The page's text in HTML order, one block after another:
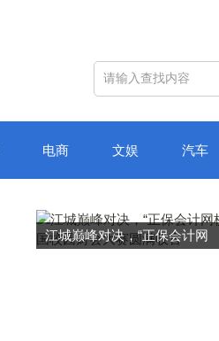
电商 文娱 汽车
江城巅峰对决，“正保会计网